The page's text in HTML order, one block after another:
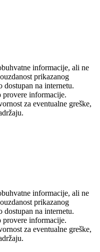
informacije, ali ne
prikazanog
dostupan na internetu.
provere informacije.
za eventualne greške,
informacije, ali ne
prikazanog
dostupan na internetu.
provere informacije.
za eventualne greške,